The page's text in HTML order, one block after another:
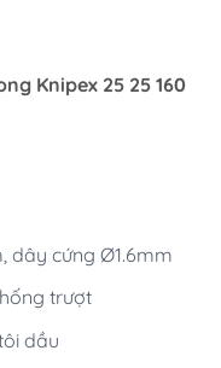
Knipex 25 25 160
dây cứng Ø1.6mm
trượt
dầu